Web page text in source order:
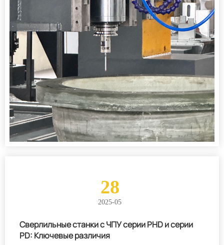
28
2025-05
Сверлильные станки с ЧПУ серии PHD и серии
PD: Ключевые различия